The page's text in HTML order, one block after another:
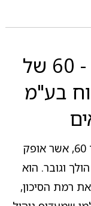
מהו מסלול לבני 50 - 60 של
בע"מ
מסלול זה מיועד לחוסכים בגילאי 50 עד 60, אשר אופק
וגובר. הוא
רמת הסיכון,